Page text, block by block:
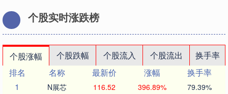
个股实时涨跌榜
个股涨幅 个股跌幅 个股流入 个股流出
换手率
排名
名称 最新价 涨幅
换手率
1
N展芯 116.52 396.89% 79.39%